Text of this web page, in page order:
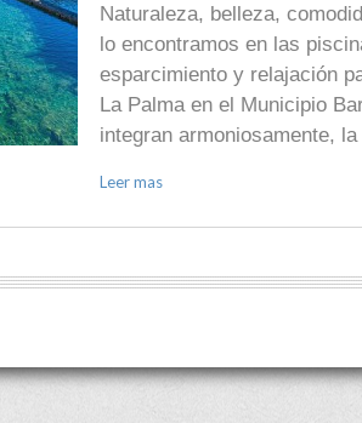
Naturaleza, belleza,
lo encontramos en las
esparcimiento y relajación
La Palma en el Municipio
integran armoniosamente,
Leer mas